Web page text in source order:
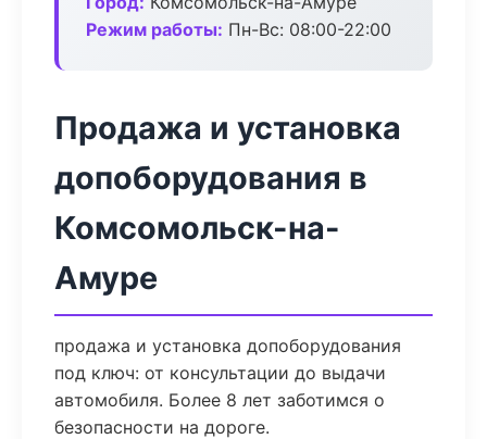
Режим работы: Пн-Вс: 08:00-22:00
Продажа и установка
допоборудования в
Комсомольск-на-
Амуре
продажа и установка допоборудования
под ключ: от консультации до выдачи
автомобиля. Более 8 лет заботимся о
безопасности на дороге.